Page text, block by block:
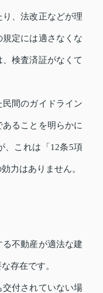
、法改正などが理
定には適さなくな
検査済証がなくて
間のガイドライン
ることを明らかに
、これは「12条5項
力はありません。
不動産が適法な建
存在です。
付されていない場